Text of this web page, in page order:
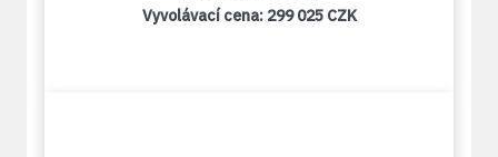
Vyvolávací cena: 299 025 CZK